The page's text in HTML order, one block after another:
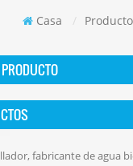
Casa /
fabricante de agua